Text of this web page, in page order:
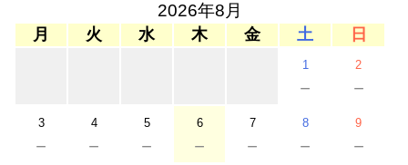
2026年8月
月 火 水 木 金 土 日
1
－
2
－
3
－
4
－
5
－
6
－
7
－
8
－
9
－